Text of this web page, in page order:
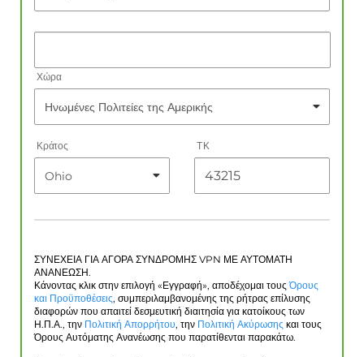
Χώρα
Κράτος ΤΚ
ΣΥΝΕΧΕΙΑ ΓΙΑ ΑΓΟΡΑ ΣΥΝΔΡΟΜΗΣ VPN ΜΕ ΑΥΤΟΜΑΤΗ
ΑΝΑΝΕΩΣΗ.
Κάνοντας κλικ στην επιλογή «Εγγραφή», αποδέχομαι τουςΌρους
και Προϋποθέσεις, συμπεριλαμβανομένης της ρήτρας επίλυσης
διαφορών που απαιτεί δεσμευτική διαιτησία για κατοίκους των
Η.Π.Α., την Πολιτική Απορρήτου, την Πολιτική Ακύρωσης και τους
Όρους Αυτόματης Ανανέωσης που παρατίθενται παρακάτω.